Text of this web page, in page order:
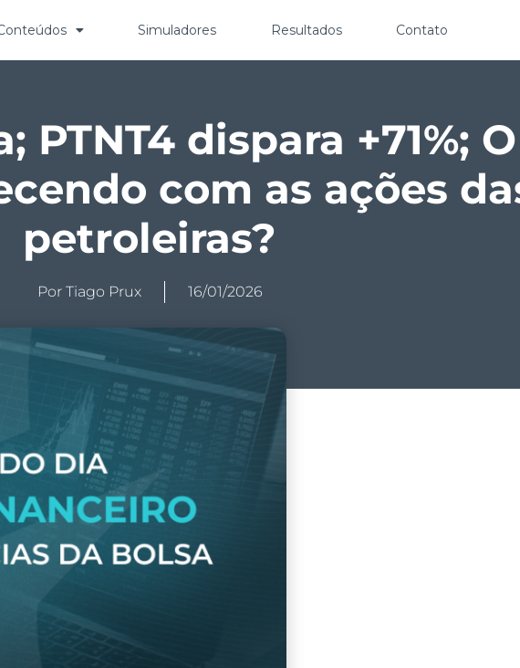
Simuladores Resultados Contato
PTNT4 dispara +71%;
com as ações
petroleiras?
Por Tiago Prux 16/01/2026